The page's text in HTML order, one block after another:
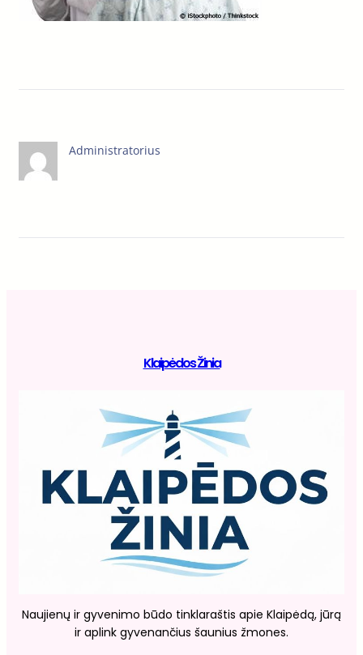
Administratorius
Klaipėdos Žinia
Naujienų ir gyvenimo būdo tinklaraštis apie Klaipėdą, jūrą
ir aplink gyvenančius šaunius žmones.